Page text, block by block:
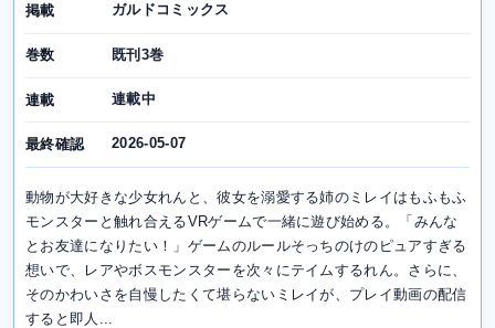
掲載 ガルドコミックス
巻数 既刊3巻
連載 連載中
最終確認 2026-05-07
動物が大好きな少女れんと、彼女を溺愛する姉のミレイはもふもふ
モンスターと触れ合えるVRゲームで一緒に遊び始める。「みんな
とお友達になりたい！」ゲームのルールそっちのけのピュアすぎる
想いで、レアやボスモンスターを次々にテイムするれん。さらに、
そのかわいさを自慢したくて堪らないミレイが、プレイ動画の配信
すると即人...